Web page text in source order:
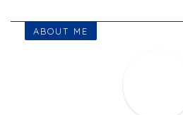
ABOUT ME